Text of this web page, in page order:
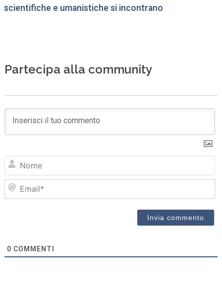
scientifiche e umanistiche si incontrano
Partecipa alla community
0 COMMENTI